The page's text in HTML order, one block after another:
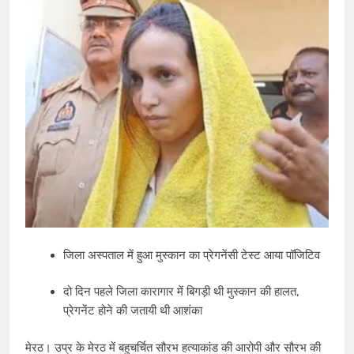
जिला अस्पताल में हुआ मुस्कान का प्रेगनेंसी टेस्ट आया पॉजिटिव
दो दिन पहले जिला कारागार में बिगड़ी थी मुस्कान की हालत,
प्रेगनेंट होने की जतायी थी आशंका
मेरठ। उप्र के मेरठ में बहुचर्चित सौरभ हत्याकांड की आरोपी और सौरभ की